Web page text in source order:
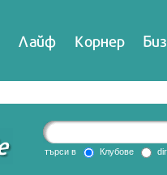
Лайф Корнер
DirTV Impressio
търси в Клубове